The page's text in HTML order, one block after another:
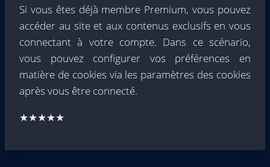
Si vous êtes déjà membre Premium, vous pouvez
accéder au site et aux contenus exclusifs en vous
connectant à votre compte. Dans ce scénario,
vous pouvez configurer vos préférences en
matière de cookies via les paramètres des cookies
après vous être connecté.
★★★★★